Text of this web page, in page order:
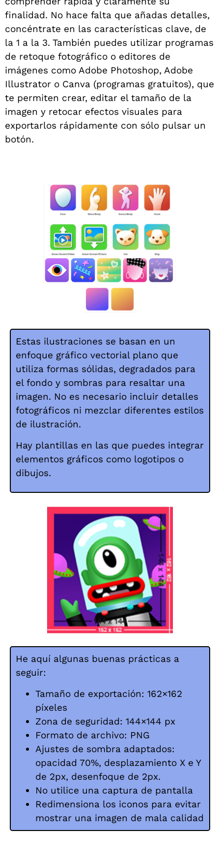
finalidad. No hace falta que añadas detalles,
concéntrate en las características clave, de
la 1 a la 3. También puedes utilizar programas
de retoque fotográfico o editores de
imágenes como Adobe Photoshop, Adobe
Illustrator o Canva (programas gratuitos), que
te permiten crear, editar el tamaño de la
imagen y retocar efectos visuales para
exportarlos rápidamente con sólo pulsar un
botón.
Estas ilustraciones se basan en un
enfoque gráfico vectorial plano que
utiliza formas sólidas, degradados para
el fondo y sombras para resaltar una
imagen. No es necesario incluir detalles
fotográficos ni mezclar diferentes estilos
de ilustración.
Hay plantillas en las que puedes integrar
elementos gráficos como logotipos o
dibujos.
He aquí algunas buenas prácticas a
seguir:
Tamaño de exportación: 162×162
píxeles
Zona de seguridad: 144×144 px
Formato de archivo: PNG
Ajustes de sombra adaptados:
opacidad 70%, desplazamiento X e Y
de 2px, desenfoque de 2px.
No utilice una captura de pantalla
Redimensiona los iconos para evitar
mostrar una imagen de mala calidad